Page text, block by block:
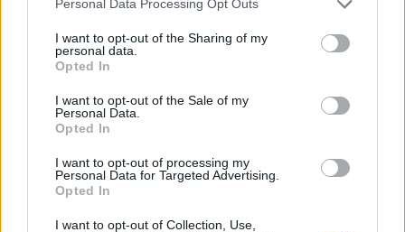
Personal Data Processing Opt Outs
I want to opt-out of the Sharing of my
personal data.
Opted In
I want to opt-out of the Sale of my
Personal Data.
Opted In
I want to opt-out of processing my
Personal Data for Targeted Advertising.
Opted In
I want to opt-out of Collection, Use,
Bacilos: Historia y Legado de una Banda que
Cruzó Fronteras
Ranking de Bacilos
Bacilosno está entre los 500 artistas más
apoyados y visitados de esta semana, su mejor
puesto ha sido el165ºen marzo de 2025.